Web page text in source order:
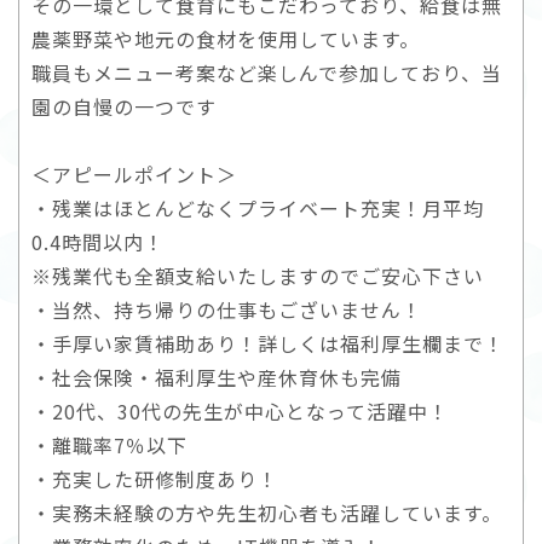
農薬野菜や地元の食材を使用しています。
職員もメニュー考案など楽しんで参加しており、当
園の自慢の一つです
＜アピールポイント＞
・残業はほとんどなくプライベート充実！月平均
0.4時間以内！
※残業代も全額支給いたしますのでご安心下さい
・当然、持ち帰りの仕事もございません！
・手厚い家賃補助あり！詳しくは福利厚生欄まで！
・社会保険・福利厚生や産休育休も完備
・20代、30代の先生が中心となって活躍中！
・離職率7％以下
・充実した研修制度あり！
・実務未経験の方や先生初心者も活躍しています。